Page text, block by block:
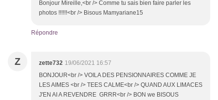
Bonjour Mireille,<br /> Comme tu sais bien faire parler les
photos !!!!!!<br /> Bisous Mamyariane15
Répondre
Z zette732 19/06/2021 16:57
BONJOUR<br /> VOILA DES PENSIONNAIRES COMME JE
LES AIMES <br /> TEES CALME<br /> QUAND AUX LIMACES
J'EN AI A REVENDRE GRRR<br /> BON we BISOUS